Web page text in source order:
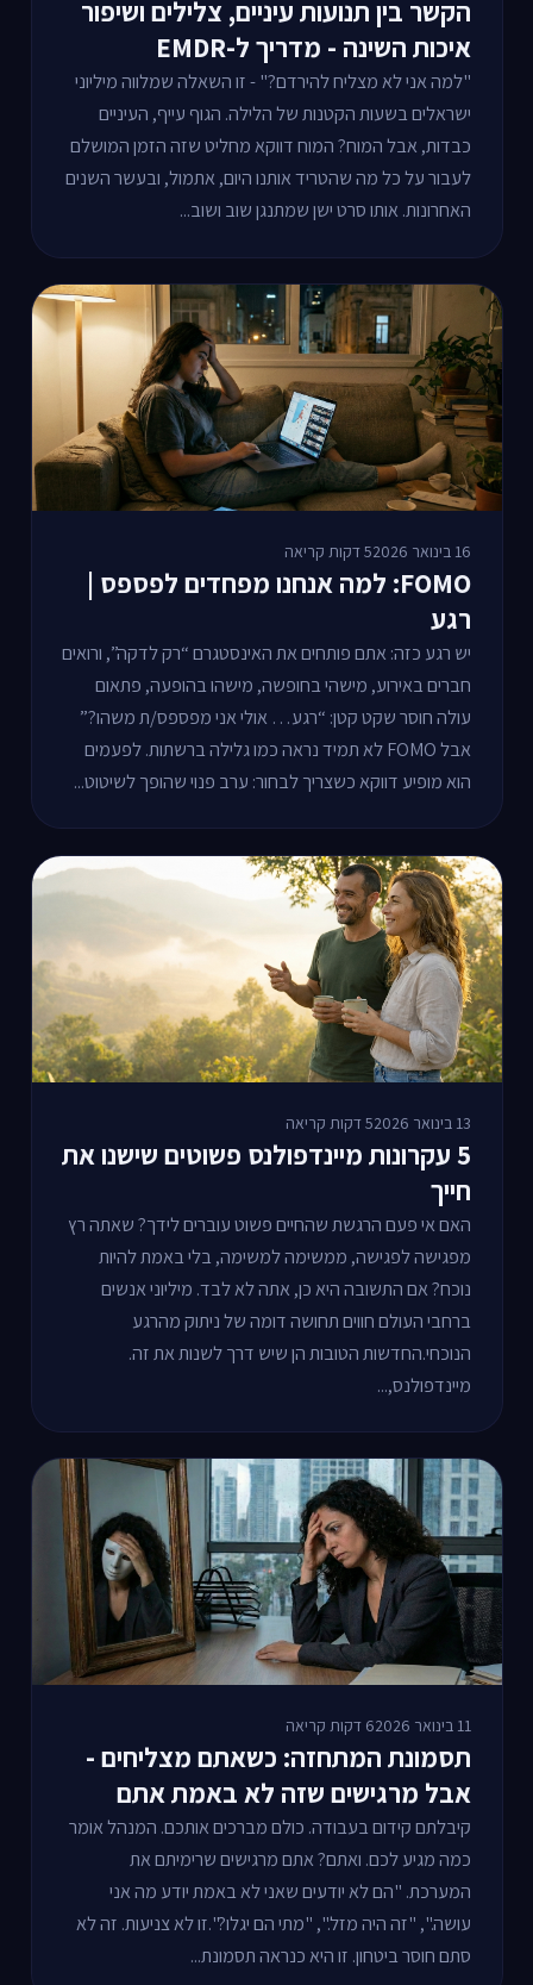
הקשר בין תנועות עיניים, צלילים ושיפור
איכות השינה - מדריך ל-EMDR
"למה אני לא מצליח להירדם?" - זו השאלה שמלווה מיליוני
ישראלים בשעות הקטנות של הלילה. הגוף עייף, העיניים
כבדות, אבל המוח? המוח דווקא מחליט שזה הזמן המושלם
לעבור על כל מה שהטריד אותנו היום, אתמול, ובעשר השנים
האחרונות. אותו סרט ישן שמתנגן שוב ושוב...
16 בינואר 2026 5 דקות קריאה
FOMO: למה אנחנו מפחדים לפספס |
רגע
יש רגע כזה: אתם פותחים את האינסטגרם “רק לדקה”, ורואים
חברים באירוע, מישהי בחופשה, מישהו בהופעה, פתאום
עולה חוסר שקט קטן: “רגע… אולי אני מפספס/ת משהו?”
אבל FOMO לא תמיד נראה כמו גלילה ברשתות. לפעמים
הוא מופיע דווקא כשצריך לבחור: ערב פנוי שהופך לשיטוט...
13 בינואר 2026 5 דקות קריאה
5 עקרונות מיינדפולנס פשוטים שישנו את
חייך
האם אי פעם הרגשת שהחיים פשוט עוברים לידך? שאתה רץ
מפגישה לפגישה, ממשימה למשימה, בלי באמת להיות
נוכח? אם התשובה היא כן, אתה לא לבד. מיליוני אנשים
ברחבי העולם חווים תחושה דומה של ניתוק מהרגע
הנוכחי.החדשות הטובות הן שיש דרך לשנות את זה.
מיינדפולנס,...
11 בינואר 2026 6 דקות קריאה
תסמונת המתחזה: כשאתם מצליחים -
אבל מרגישים שזה לא באמת אתם
קיבלתם קידום בעבודה. כולם מברכים אותכם. המנהל אומר
כמה מגיע לכם. ואתם? אתם מרגישים שרימיתם את
המערכת. "הם לא יודעים שאני לא באמת יודע מה אני
עושה.", "זה היה מזל.", "מתי הם יגלו?".זו לא צניעות. זה לא
סתם חוסר ביטחון. זו היא כנראה תסמונת...